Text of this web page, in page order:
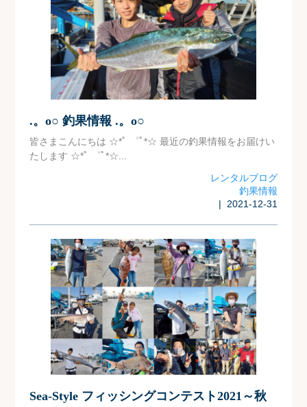
.。o○ 釣果情報 .。o○
皆さまこんにちは ☆*ﾟ ゜ﾟ*☆ 最近の釣果情報をお届けい
たします ☆*ﾟ ゜ﾟ*☆...
レンタルブログ
釣果情報
| 2021-12-31
Sea-Style フィッシングコンテスト2021～秋